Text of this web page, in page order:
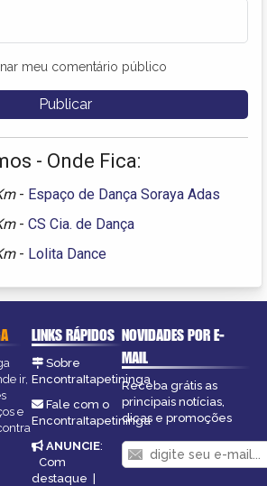
meu comentário público
- Onde Fica:
- Espaço de Dança Soraya Adas
- CS Cia. de Dança
- Lolita Dance
ir,
e
LINKS RÁPIDOS
Sobre
EncontraItapetininga
Fale com o
EncontraItapetininga
ANUNCIE:
Com
destaque |
NOVIDADES POR E-
MAIL
Receba grátis as
principais notícias,
dicas e promoções